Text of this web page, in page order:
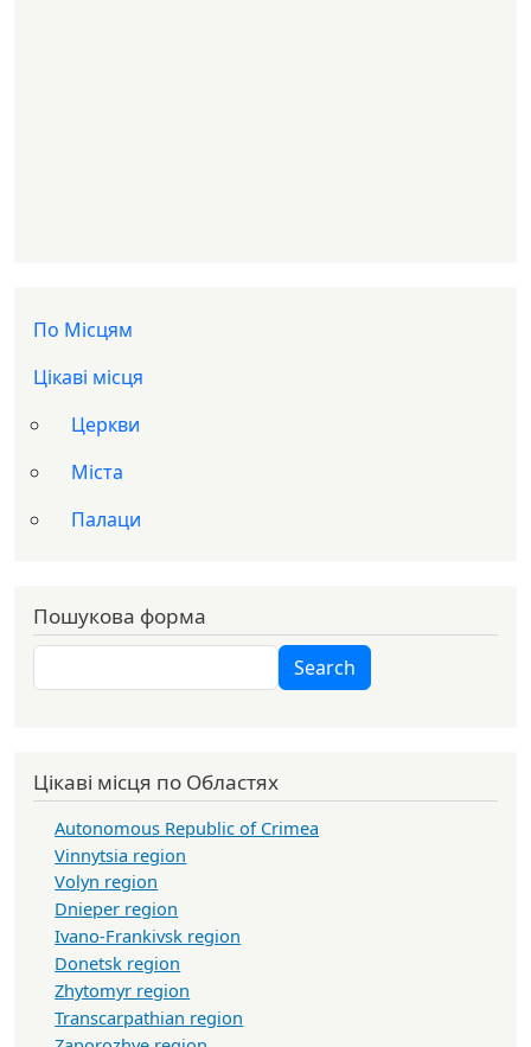
По Місцям
Цікаві місця
Церкви
Міста
Палаци
Пошукова форма
Search Search
Цікаві місця по Областях
Autonomous Republic of Crimea
Vinnytsia region
Volyn region
Dnieper region
Ivano-Frankivsk region
Donetsk region
Zhytomyr region
Transcarpathian region